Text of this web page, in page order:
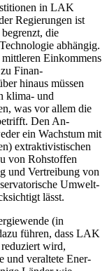
in LAK
Regierungen ist
die
abhän­gig.
Einkommens
zu Finan­
hinaus müssen
klima- und
was vor allem die
Den An­
ein Wachstum mit
extraktivis­tischen
von Rohstoffen
und Vertreibung von
Umwelt­
lässt.
(in
führen, dass LAK
wird,
und veraltete Ener­